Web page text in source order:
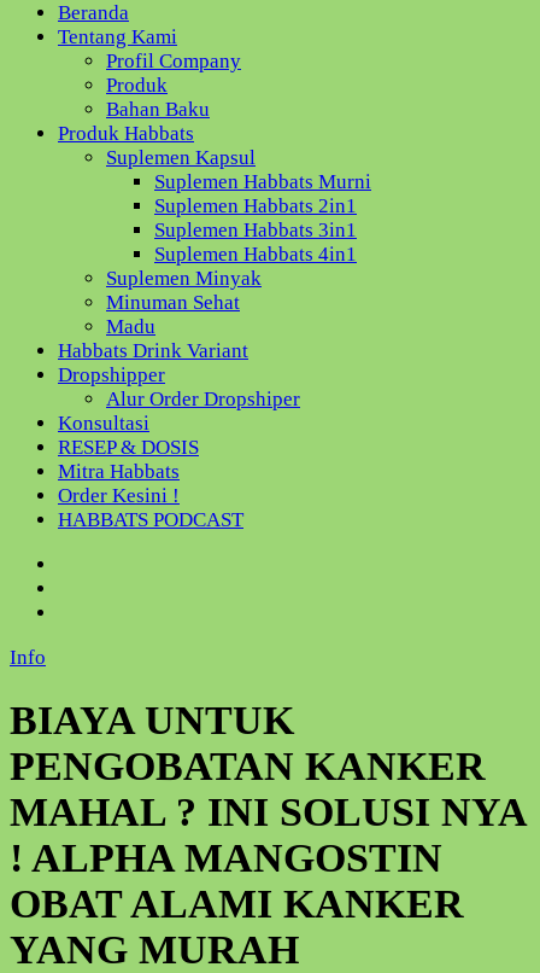
Beranda
Tentang Kami
Profil Company
Produk
Bahan Baku
Produk Habbats
Suplemen Kapsul
Suplemen Habbats Murni
Suplemen Habbats 2in1
Suplemen Habbats 3in1
Suplemen Habbats 4in1
Suplemen Minyak
Minuman Sehat
Madu
Habbats Drink Variant
Dropshipper
Alur Order Dropshiper
Konsultasi
RESEP & DOSIS
Mitra Habbats
Order Kesini !
HABBATS PODCAST
Info
BIAYA UNTUK
PENGOBATAN KANKER
MAHAL ? INI SOLUSI NYA
! ALPHA MANGOSTIN
OBAT ALAMI KANKER
YANG MURAH